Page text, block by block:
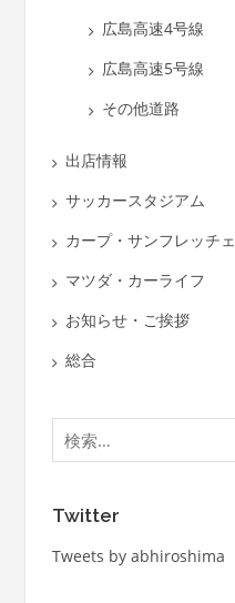
広島高速4号線
広島高速5号線
その他道路
出店情報
サッカースタジアム
カープ・サンフレッチェ
マツダ・カーライフ
お知らせ・ご挨拶
総合
検
索:
Twitter
Tweets by abhiroshima